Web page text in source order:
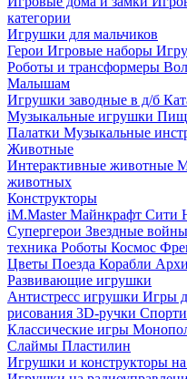
категории
Игрушки для мальчиков
Герои Игровые наборы
Роботы и трансформеры
Малышам
Игрушки заводные в д/б
Музыкальные игрушки
Палатки Музыкальные
Животные
Интерактивные животные
животных
Конструкторы
iM.Master Майнкрафт Сити
Супергерои Звездные войны
техника Роботы Космос
Цветы Поезда Корабли
Развивающие игрушки
Антистресс игрушки Игры
рисования 3D-ручки
Классические игры
Слаймы Пластилин
Игрушки и конструкторы